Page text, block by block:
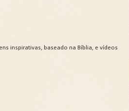
inspirativas, baseado na Bíblia, e vídeos